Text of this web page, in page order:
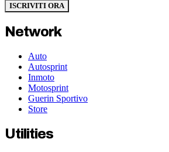
ISCRIVITI ORA
Network
Auto
Autosprint
Inmoto
Motosprint
Guerin Sportivo
Store
Utilities